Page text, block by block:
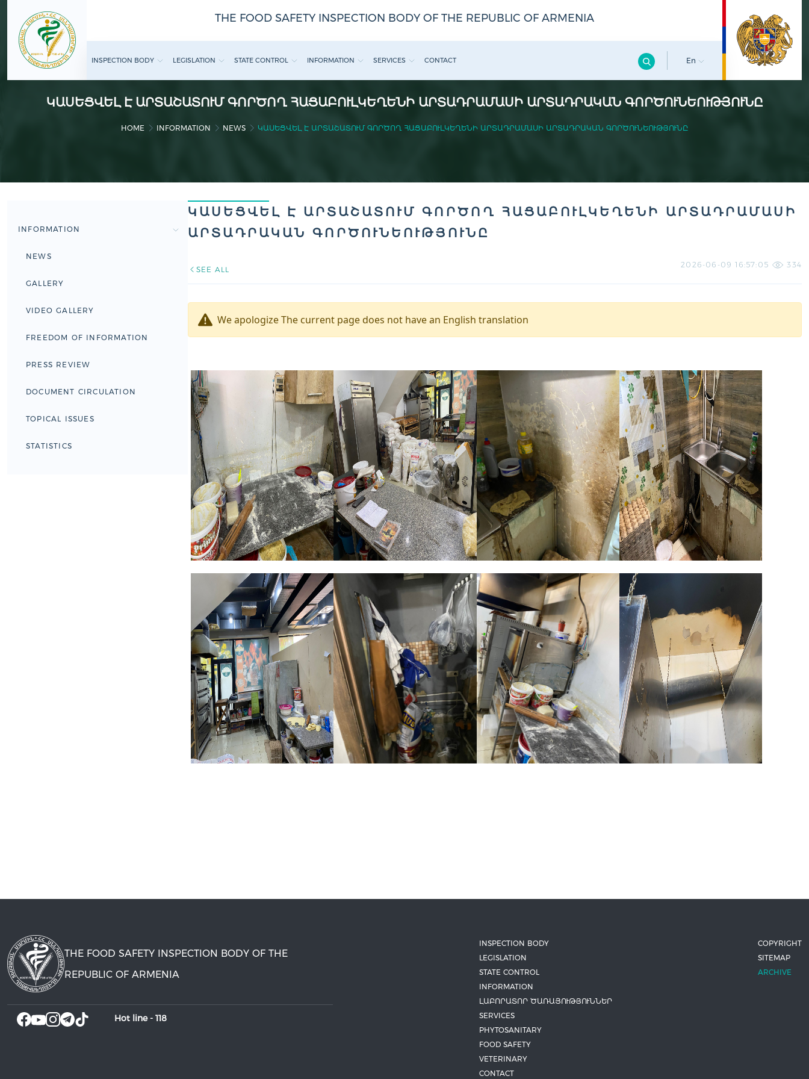
THE FOOD SAFETY INSPECTION BODY OF THE REPUBLIC OF ARMENIA
INSPECTION BODY LEGISLATION STATE CONTROL INFORMATION SERVICES CONTACT En
ԿԱՍԵՑՎԵԼ Է ԱՐՏԱՇԱՏՈՒՄ ԳՈՐԾՈՂ ՀԱՑԱԲՈՒԼԿԵՂԵՆԻ ԱՐՏԱԴՐԱՄԱՍԻ ԱՐՏԱԴՐԱԿԱՆ ԳՈՐԾՈՒՆԵՈՒԹՅՈՒՆԸ
HOME INFORMATION NEWS ԿԱՍԵՑՎԵԼ Է ԱՐՏԱՇԱՏՈՒՄ ԳՈՐԾՈՂ ՀԱՑԱԲՈՒԼԿԵՂԵՆԻ ԱՐՏԱԴՐԱՄԱՍԻ ԱՐՏԱԴՐԱԿԱՆ ԳՈՐԾՈՒՆԵՈՒԹՅՈՒՆԸ
INFORMATION
NEWS
GALLERY
VIDEO GALLERY
FREEDOM OF INFORMATION
PRESS REVIEW
DOCUMENT CIRCULATION
TOPICAL ISSUES
STATISTICS
ԿԱՍԵՑՎԵԼ Է ԱՐՏԱՇԱՏՈՒՄ ԳՈՐԾՈՂ ՀԱՑԱԲՈՒԼԿԵՂԵՆԻ ԱՐՏԱԴՐԱՄԱՍԻ
ԱՐՏԱԴՐԱԿԱՆ ԳՈՐԾՈՒՆԵՈՒԹՅՈՒՆԸ
SEE ALL
2026-06-09 16:57:05 334
We apologize The current page does not have an English translation
THE FOOD SAFETY INSPECTION BODY OF THE
REPUBLIC OF ARMENIA
Hot line - 118
INSPECTION BODY
LEGISLATION
STATE CONTROL
INFORMATION
ԼԱԲՈՐԱՏՈՐ ԾԱՌԱՅՈՒԹՅՈՒՆՆԵՐ
SERVICES
PHYTOSANITARY
FOOD SAFETY
VETERINARY
CONTACT
COPYRIGHT
SITEMAP
ARCHIVE